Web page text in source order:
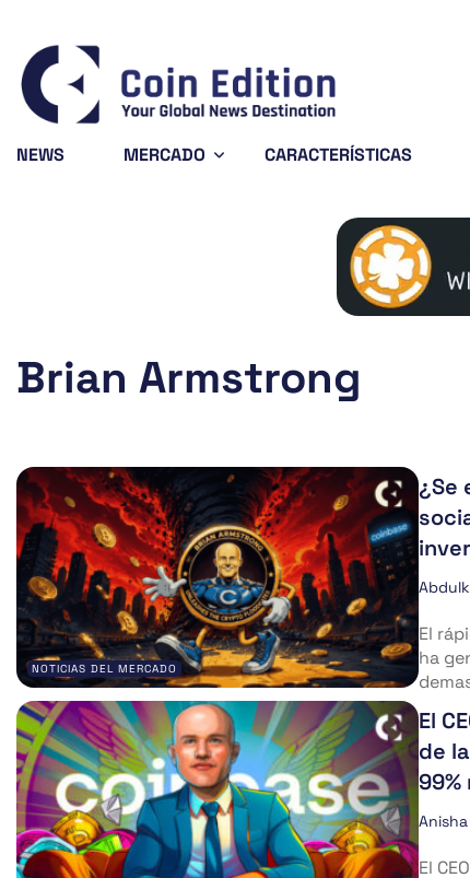
Bitcoin
BTC
NEWS MERCADO CARACTERÍSTICAS
Brian Armstrong
NOTICIAS DEL MERCADO
¿Se
El
ha
El
de
El